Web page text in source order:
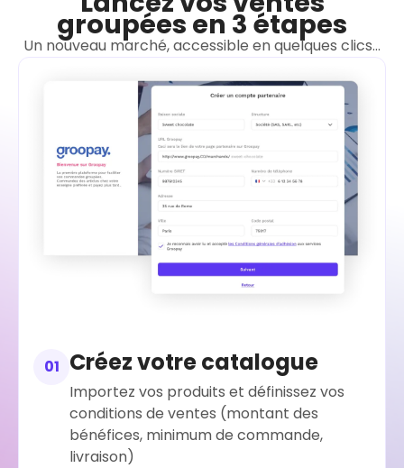
groupées en 3 étapes
Un nouveau marché, accessible en quelques clics...
01 Créez votre catalogue
Importez vos produits et définissez vos
conditions de ventes (montant des
bénéfices, minimum de commande,
livraison)